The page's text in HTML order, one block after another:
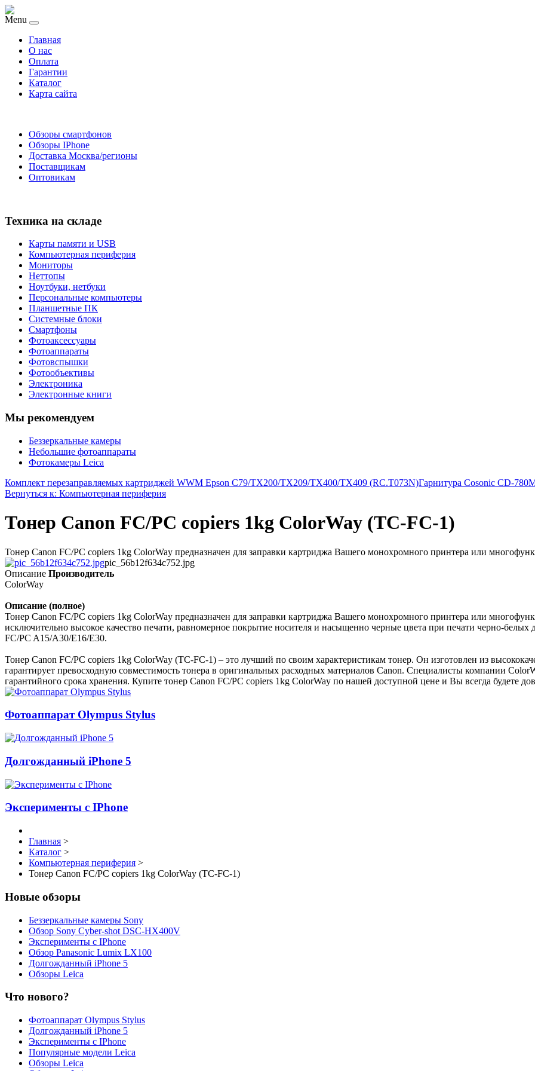
Menu
Главная
O нас
Оплата
Гарантии
Каталог
Карта сайта
Обзоры смартфонов
Обзоры IPhone
Доставка Москва/регионы
Поставщикам
Оптовикам
Техника на складе
Карты памяти и USB
Компьютерная периферия
Мониторы
Неттопы
Ноутбуки, нетбуки
Персональные компьютеры
Планшетные ПК
Системные блоки
Смартфоны
Фотоаксессуары
Фотоаппараты
Фотовспышки
Фотообъективы
Электроника
Электронные книги
Мы рекомендуем
Беззеркальные камеры
Небольшие фотоаппараты
Фотокамеры Leica
Комплект перезаправляемых картриджей WWM Epson C79/TX200/TX209/TX400/TX409 (RC.T073N)Гарнитура Cosonic CD-
Вернуться к: Компьютерная периферия
Тонер Canon FC/PC copiers 1kg ColorWay (TC-FC-1)
Тонер Canon FC/PC copiers 1kg ColorWay предназначен для заправки картриджа Вашего монохромного принтера или
pic_56b12f634c752.jpg
Описание Производитель
ColorWay
Описание (полное)
Тонер Canon FC/PC copiers 1kg ColorWay предназначен для заправки картриджа Вашего монохромного принтера или
исключительно высокое качество печати, равномерное покрытие носителя и насыщенно черные цвета при печати черно-
FC/PC A15/A30/E16/E30.
Тонер Canon FC/PC copiers 1kg ColorWay (TC-FC-1) – это лучший по своим характеристикам тонер. Он изготовлен из
гарантирует превосходную совместимость тонера в оригинальных расходных материалов Canon. Специалисты компании
гарантийного срока хранения. Купите тонер Canon FC/PC copiers 1kg ColorWay по нашей доступной цене и Вы всегда будете
Фотоаппарат Olympus Stylus
Долгожданный iPhone 5
Эксперименты с IPhone
Главная >
Каталог >
Компьютерная периферия >
Тонер Canon FC/PC copiers 1kg ColorWay (TC-FC-1)
Новые обзоры
Беззеркальные камеры Sony
Обзор Sony Cyber-shot DSC-HX400V
Эксперименты с IPhone
Обзор Panasonic Lumix LX100
Долгожданный iPhone 5
Обзоры Leica
Что нового?
Фотоаппарат Olympus Stylus
Долгожданный iPhone 5
Эксперименты с IPhone
Популярные модели Leica
Обзоры Leica